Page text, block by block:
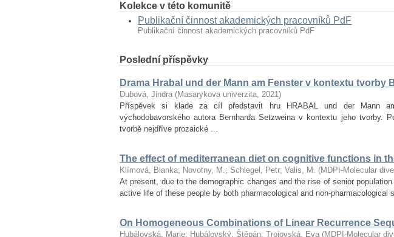
Kolekce v této komunitě
Publikační činnost akademických pracovníků PdF
Publikační činnost akademických pracovníků PdF
Poslední příspěvky
Drama Hrabal und der Mann am Fenster v kontextu tvorby
Dubová, Jindra (Masarykova univerzita, 2021)
Příspěvek si klade za cíl představit hru HRABAL und der Mann
východobavorského autora Bernharda Setzweina v kontextu jeho tvorby.
tvorbě nejdříve prozaické ...
The effect of mediterranean diet on cognitive functions in
Klímová, Blanka; Novotny, M.; Schlegel, Petr; Valis, M. (MDPI-Molecular
At present, due to the demographic changes and the rise of senior
active life of these people by both pharmacological and non‐pharmacological
On Homogeneous Combinations of Linear Recurrence
Hubálovská, Marie; Hubálovský, Štěpán; Trojovská, Eva (MDPI-Molecular